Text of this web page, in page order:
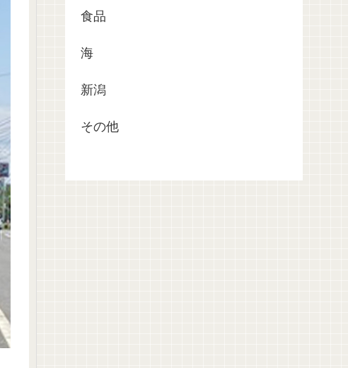
食品
海
新潟
その他